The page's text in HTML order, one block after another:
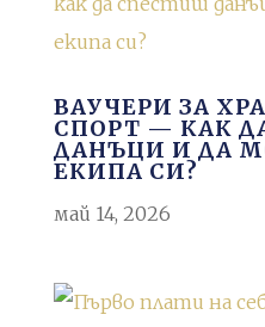
ВАУЧЕРИ ЗА
СПОРТ — КАК
ДАНЪЦИ И ДА
ЕКИПА СИ?
май 14, 2026